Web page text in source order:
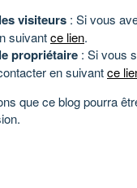
visiteurs : Si vous
suivantce lien.
propriétaire : Si vous
en suivantce
que ce blog pourra